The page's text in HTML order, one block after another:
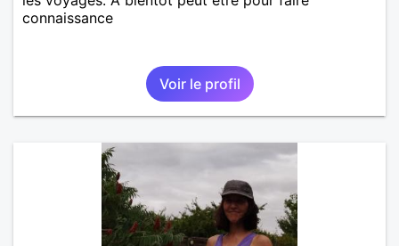
connaissance
Voir le profil